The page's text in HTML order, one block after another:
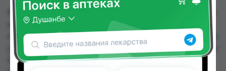
ВИПРЕЛАКС БЕБИ можно купить или заказать в
аптеках, Саховати Истаравшан, Аптека АХРОМ,
Аптека Нур (Nur), Аптека ЧДММ Мадад-57, Арзон
Дору, Арча, Дорухона +7 по цене от 40.00 TJS до
55.00 TJS в Душанбе и других городах